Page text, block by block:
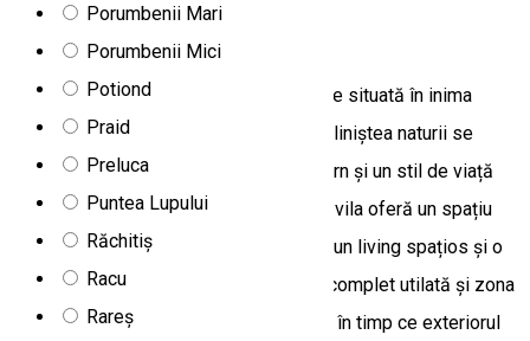
Porumbenii Mari
Porumbenii Mici
Potiond
Praid
Preluca
Puntea Lupului
Răchitiș
Racu
Rareș
Vila Mariska
Villa Mariska este o pensiune primitoare situată în inima
localității Izvoru Mureșului, un loc unde liniștea naturii se
împletește armonios cu confortul modern și un stil de viață
boem. Cu o capacitate de 12 persoane, vila oferă un spațiu
generos compus din 6 camere și 5 băi, un living spațios și o
zonă de relaxare primitoare. Bucătăria complet utilată și zona
de luat masa sunt ideale pentru grupuri, în timp ce exteriorul